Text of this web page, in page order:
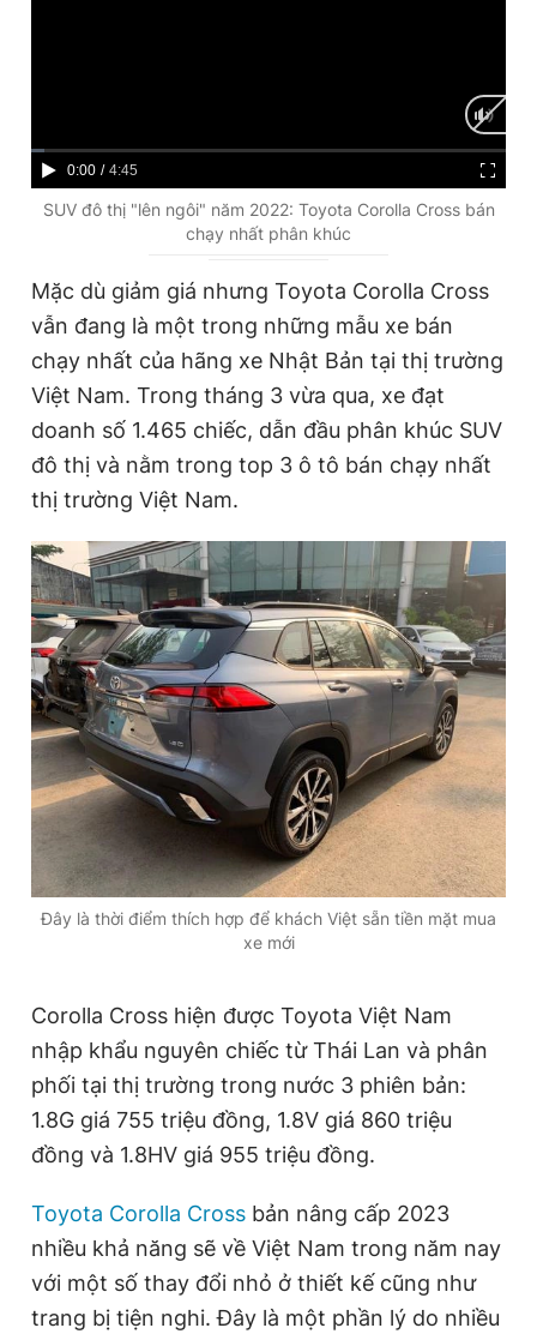
C
u
i
m
0:00 / D
u
n
4:45
SUV đô thị "lên ngôi" năm 2022: Toyota Corolla Cross bán
chạy nhất phân khúc
Mặc dù giảm giá nhưng Toyota Corolla Cross
vẫn đang là một trong những mẫu xe bán
chạy nhất của hãng xe Nhật Bản tại thị trường
Việt Nam. Trong tháng 3 vừa qua, xe đạt
doanh số 1.465 chiếc, dẫn đầu phân khúc SUV
đô thị và nằm trong top 3 ô tô bán chạy nhất
thị trường Việt Nam.
Đây là thời điểm thích hợp để khách Việt sẵn tiền mặt mua
xe mới
Corolla Cross hiện được Toyota Việt Nam
nhập khẩu nguyên chiếc từ Thái Lan và phân
phối tại thị trường trong nước 3 phiên bản:
1.8G giá 755 triệu đồng, 1.8V giá 860 triệu
đồng và 1.8HV giá 955 triệu đồng.
Toyota Corolla Cross bản nâng cấp 2023
nhiều khả năng sẽ về Việt Nam trong năm nay
với một số thay đổi nhỏ ở thiết kế cũng như
trang bị tiện nghi. Đây là một phần lý do nhiều